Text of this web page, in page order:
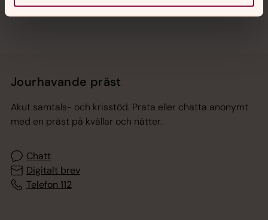
Jourhavande präst
Akut samtals- och krisstöd. Prata eller chatta anonymt
med en präst på kvällar och nätter.
Chatt
Digitalt brev
Telefon 112